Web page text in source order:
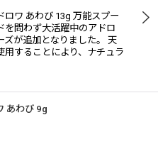
ロワ あわび 13g 万能スプー
を問わず大活躍中のアドロ
ズが追加となりました。 天
用することにより、ナチュラ
あわび 9g